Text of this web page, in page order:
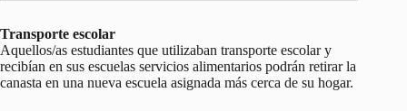
Transporte escolar
Aquellos/as estudiantes que utilizaban transporte escolar y
recibían en sus escuelas servicios alimentarios podrán retirar la
canasta en una nueva escuela asignada más cerca de su hogar.